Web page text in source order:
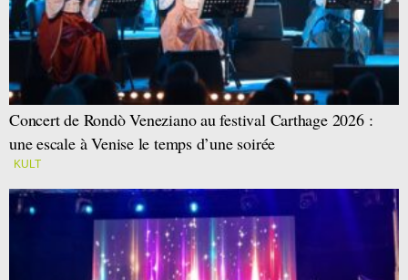
Concert de Rondò Veneziano au festival Carthage 2026 :
une escale à Venise le temps d’une soirée
KULT